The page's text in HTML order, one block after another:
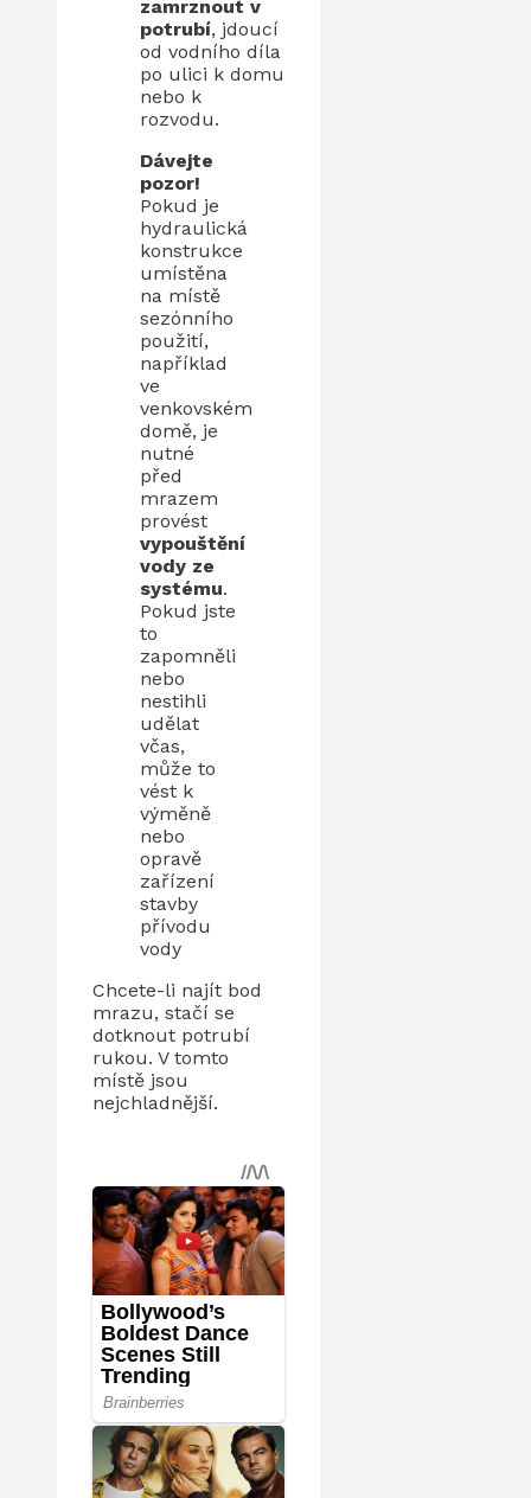
zamrznout v
potrubí, jdoucí
od vodního díla
po ulici k domu
nebo k
rozvodu.
Dávejte
pozor!
Pokud je
hydraulická
konstrukce
umístěna
na místě
sezónního
použití,
například
ve
venkovském
domě, je
nutné
před
mrazem
provést
vypouštění
vody ze
systému.
Pokud jste
to
zapomněli
nebo
nestihli
udělat
včas,
může to
vést k
výměně
nebo
opravě
zařízení
stavby
přívodu
vody
Chcete-li najít bod
mrazu, stačí se
dotknout potrubí
rukou. V tomto
místě jsou
nejchladnější.